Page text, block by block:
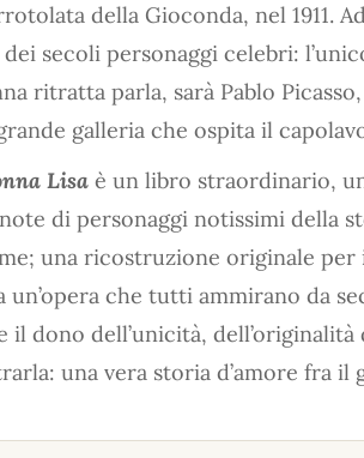
della Gioconda, nel 1911.
secoli personaggi celebri:
ritratta parla, sarà Pablo
galleria che ospita il
Lisa è un libro straordinario,
di personaggi notissimi della
una ricostruzione originale
un’opera che tutti ammirano da
il dono dell’unicità,
una vera storia d’amore fra il